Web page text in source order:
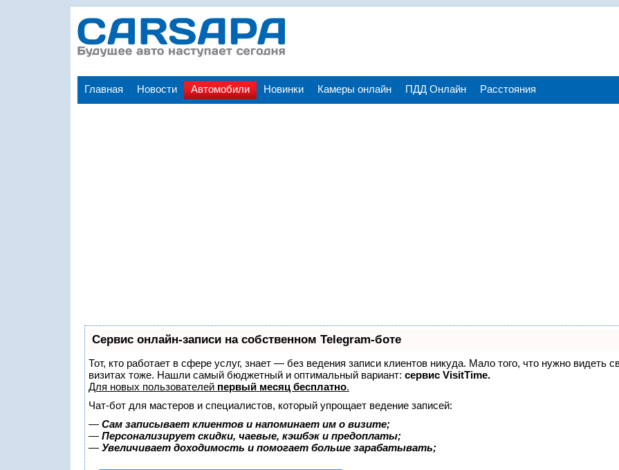
Главная Новости Автомобили Новинки Камеры онлайн ПДД Онлайн Расстояния
Сервис онлайн-записи на собственном Telegram-боте
Тот, кто работает в сфере услуг, знает — без ведения записи клиентов никуда. Мало того, что нужно видеть
визитах тоже. Нашли самый бюджетный и оптимальный вариант: сервис VisitTime.
Для новых пользователей первый месяц бесплатно.
Чат-бот для мастеров и специалистов, который упрощает ведение записей:
— Сам записывает клиентов и напоминает им о визите;
— Персонализирует скидки, чаевые, кэшбэк и предоплаты;
— Увеличивает доходимость и помогает больше зарабатывать;